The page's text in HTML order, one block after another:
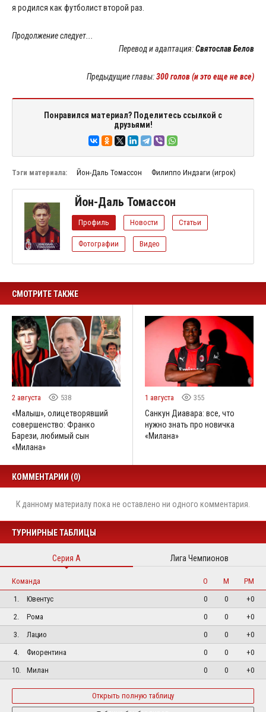
я родился как футболист второй раз.
Продолжение следует...
Перевод и адаптация:Святослав Белов
Предыдущие главы:300 голов (и это еще не все)
Понравился материал? Поделитесь ссылкой с
друзьями!
Тэги материала: Йон-Даль Томассон Филиппо Индзаги (игрок)
Йон-Даль Томассон
Профиль Новости Статьи
Фотографии Видео
СМОТРИТЕ ТАКЖЕ
2 августа 538
«Малыш», олицетворявший
совершенство: Франко
Барези, любимый сын
«Милана»
1 августа 355
Санкун Диавара: все, что
нужно знать про новичка
«Милана»
КОММЕНТАРИИ (0)
К данному материалу пока не оставлено ни одного комментария.
ТУРНИРНЫЕ ТАБЛИЦЫ
Серия А Лига Чемпионов
Команда О М
РМ
1.
Ювентус 0 0
+0
2.
Рома 0 0
+0
3.
Лацио 0 0
+0
4.
Фиорентина 0 0
+0
10.
Милан 0 0 +0
Открыть полную таблицу